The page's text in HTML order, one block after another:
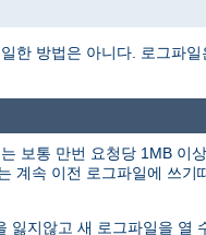
한 방법은 아니다. 로그파
보통 만번 요청당 1MB 이
계속 이전 로그파일에 쓰
지않고 새 로그파일을